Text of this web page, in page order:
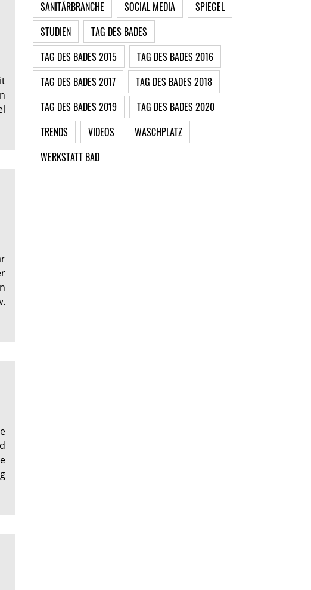
SANITÄRBRANCHE
SOCIAL MEDIA
SPIEGEL
STUDIEN
TAG DES BADES
TAG DES BADES 2015
TAG DES BADES 2016
TAG DES BADES 2017
TAG DES BADES 2018
TAG DES BADES 2019
TAG DES BADES 2020
TRENDS
VIDEOS
WASCHPLATZ
WERKSTATT BAD